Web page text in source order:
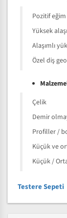
Pozitif eğim
Yüksek
Alaşımlı
Özel diş
Çelik
Demir
Profiller /
Küçük ve
Küçük /
Testere Sepeti